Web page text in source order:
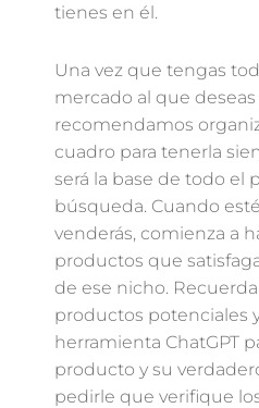
tienes en él.
Una vez que tengas
mercado al que deseas
recomendamos
cuadro para tenerla
será la base de todo el
búsqueda. Cuando
venderás, comienza a
productos que
de ese nicho.
productos potenciales
herramienta ChatGPT
producto y su
pedirle que verifique